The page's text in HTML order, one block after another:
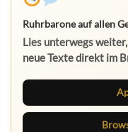
Ruhrbarone auf allen
Lies unterwegs
neue Texte direkt im